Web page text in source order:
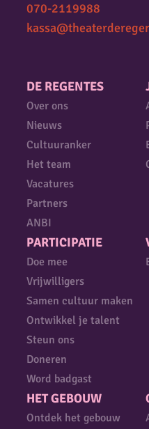
DE REGENTES
Over ons
Nieuws
Cultuuranker
Het team
Vacatures
Partners
ANBI
PARTICIPATIE
Doe mee
Vrijwilligers
Samen cultuur maken
Ontwikkel je talent
Steun ons
Doneren
Word badgast
HET GEBOUW
Ontdek het gebouw
070-2119988